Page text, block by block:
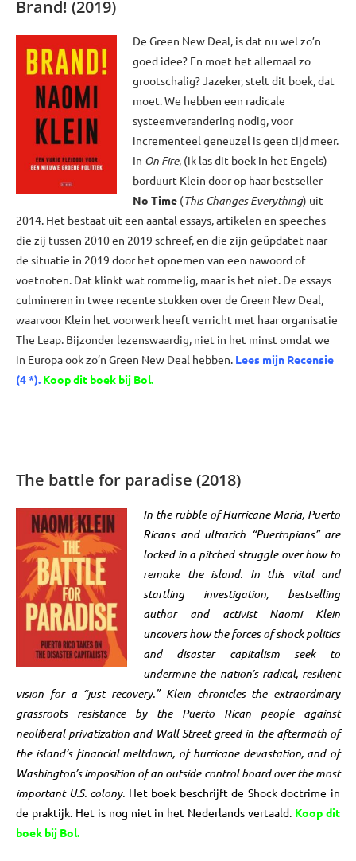
Brand! (2019)
De Green New Deal, is dat nu wel zo’n
goed idee? En moet het allemaal zo
grootschalig? Jazeker, stelt dit boek, dat
moet. We hebben een radicale
systeemverandering nodig, voor
incrementeel geneuzel is geen tijd meer.
In On Fire, (ik las dit boek in het Engels)
borduurt Klein door op haar bestseller
No Time (This Changes Everything) uit
2014. Het bestaat uit een aantal essays, artikelen en speeches
die zij tussen 2010 en 2019 schreef, en die zijn geüpdatet naar
de situatie in 2019 door het opnemen van een nawoord of
voetnoten. Dat klinkt wat rommelig, maar is het niet. De essays
culmineren in twee recente stukken over de Green New Deal,
waarvoor Klein het voorwerk heeft verricht met haar organisatie
The Leap. Bijzonder lezenswaardig, niet in het minst omdat we
in Europa ook zo’n Green New Deal hebben. Lees mijn Recensie
(4 *). Koop dit boek bij Bol.
The battle for paradise (2018)
In the rubble of Hurricane Maria, Puerto
Ricans and ultrarich “Puertopians” are
locked in a pitched struggle over how to
remake the island. In this vital and
startling investigation, bestselling
author and activist Naomi Klein
uncovers how the forces of shock politics
and disaster capitalism seek to
undermine the nation’s radical, resilient
vision for a “just recovery.” Klein chronicles the extraordinary
grassroots resistance by the Puerto Rican people against
neoliberal privatization and Wall Street greed in the aftermath of
the island’s financial meltdown, of hurricane devastation, and of
Washington’s imposition of an outside control board over the most
important U.S. colony. Het boek beschrijft de Shock doctrime in
de praktijk. Het is nog niet in het Nederlands vertaald. Koop dit
boek bij Bol.